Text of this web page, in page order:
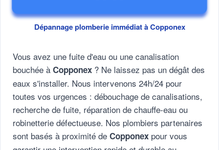
Dépannage plomberie immédiat à Copponex
Vous avez une fuite d'eau ou une canalisation
bouchée à Copponex ? Ne laissez pas un dégât des
eaux s'installer. Nous intervenons 24h/24 pour
toutes vos urgences : débouchage de canalisations,
recherche de fuite, réparation de chauffe-eau ou
robinetterie défectueuse. Nos plombiers partenaires
sont basés à proximité de Copponex pour vous